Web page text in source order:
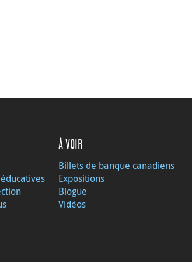
À VOIR
Billets de banque canadiens
Expositions
Blogue
Vidéos